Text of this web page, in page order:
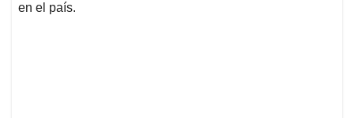
en el país.